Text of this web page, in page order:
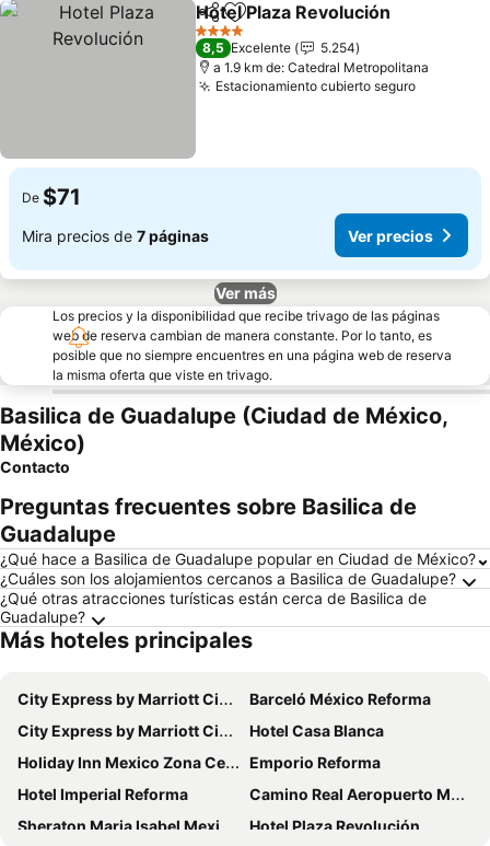
CompartirAgregar a favoritos
Hotel Plaza Revolución
4 Estrellas
8,5 Excelente
5.254
a 1.9 km de: Catedral Metropolitana
Estacionamiento cubierto seguroVer
De $71
Mira precios de 7 páginas Ver precios
Ver más
Los precios y la disponibilidad que recibe trivago de las páginas
web de reserva cambian de manera constante. Por lo tanto, es
posible que no siempre encuentres en una página web de reserva
la misma oferta que viste en trivago.
Basilica de Guadalupe (Ciudad de México,
México)
Contacto
Preguntas frecuentes sobre Basilica de
Guadalupe
¿Qué hace a Basilica de Guadalupe popular en Ciudad de México?
¿Cuáles son los alojamientos cercanos a Basilica de Guadalupe?
¿Qué otras atracciones turísticas están cerca de Basilica de
Guadalupe?
Más hoteles principales
City Express by Marriott Ciudad De México La Raza
Barceló México Reforma
City Express by Marriott Ciudad De Mexico Alameda
Hotel Casa Blanca
Holiday Inn Mexico Zona Centro By Ihg
Emporio Reforma
Hotel Imperial Reforma
Camino Real Aeropuerto Mexico
Sheraton Maria Isabel Mexico City Reforma
Hotel Plaza Revolución